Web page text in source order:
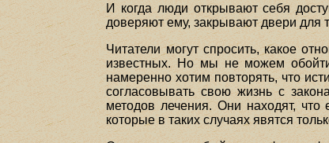
И когда люди открывают себя
доверяют ему, закрывают двери для
Читатели могут спросить, какое
известных. Но мы не можем
намеренно хотим повторять, что
согласовывать свою жизнь с
методов лечения. Они находят, что
которые в таких случаях явятся